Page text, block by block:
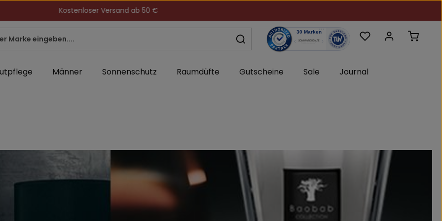
Kostenloser Versand ab 50 €
Du hast 0 Produkte
Männer Sonnenschutz Raumdüfte Gutscheine Sale Journal